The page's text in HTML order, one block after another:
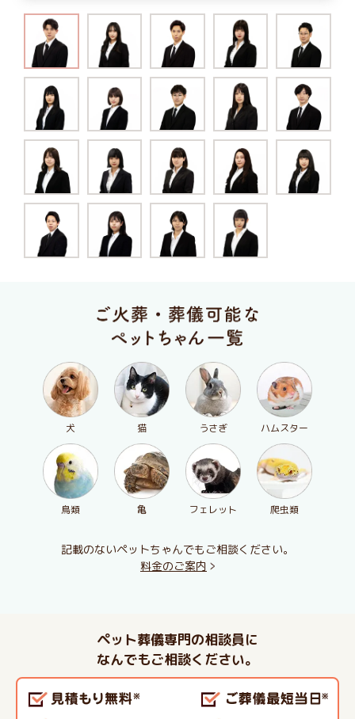
犬 猫 うさぎ ハムスター
鳥類 亀 フェレット 爬虫類
記載のないペットちゃんでもご相談ください。
料金のご案内
ペット葬儀専門の相談員に
なんでもご相談ください。